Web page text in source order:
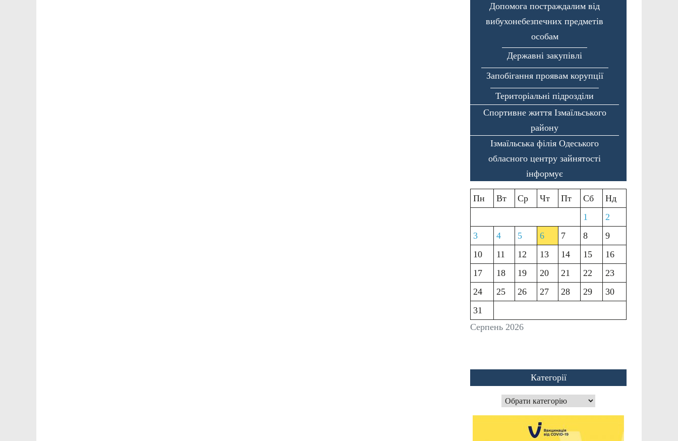
Допомога постраждалим від
вибухонебезпечних предметів
особам
Державні закупівлі
Запобігання проявам корупції
Територіальні підрозділи
Спортивне життя Ізмаїльського
району
Ізмаїльська філія Одеського
обласного центру зайнятості
інформує
Серпень 2026
Пн Вт Ср Чт Пт Сб
Нд
1
2
3
4 5 6 7 8
9
10
11 12 13 14 15
16
17
18 19 20 21 22
23
24
25 26 27 28 29
30
31
Категорії
Категорії